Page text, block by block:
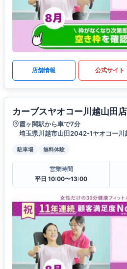
店舗情報 公式サイト
カーブスヤオコー川越山田店
霞ヶ関駅から車で7分
埼玉県川越市山田2042-1ヤオコー川
駐車場 無料体験
営業時間
平日 10:00〜13:00